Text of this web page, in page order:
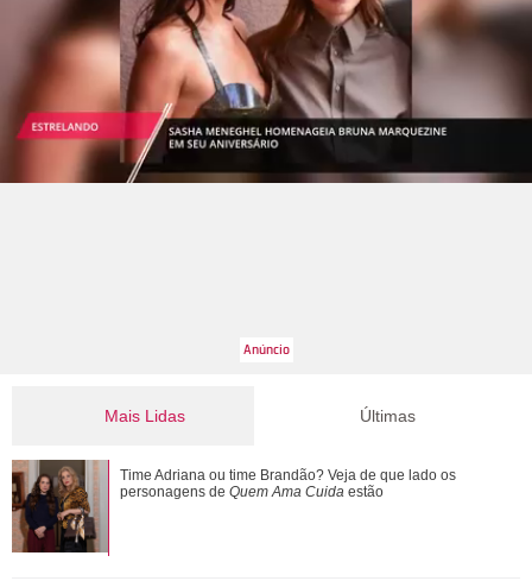
Mais Lidas
Ronei e Cinara desconfiam da ligação de Zilá com
Verônica. Saiba o que vai acontecer em ...
Últimas
Time Adriana ou time Brandão? Veja de que lado os
personagens de Quem Ama Cuida estão